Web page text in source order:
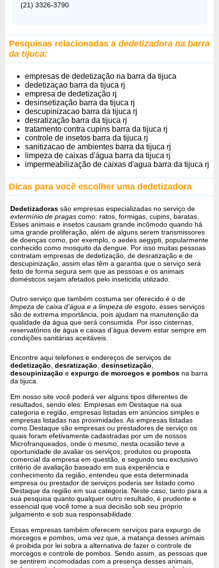
(21) 3326-3790
Pesquisas relacionadas adedetizadora na barra
da tijuca:
empresas de dedetização na barra da tijuca
dedetizaçao barra da tijuca rj
empresa de dedetização rj
desinsetização barra da tijuca rj
descupinizacao barra da tijuca rj
desratização barra da tijuca rj
tratamento contra cupins barra da tijuca rj
controle de insetos barra da tijuca rj
sanitizacao de ambientes barra da tijuca rj
limpeza de caixas d'água barra da tijuca rj
impermeabilização de caixas d'agua barra da tijuca rj
Dicas para você escolher uma dedetizadora
Dedetizadoras são empresas especializadas no serviço de
extermínio de pragas como: ratos, formigas, cupins, baratas.
Esses animais e insetos causam grande incômodo quando há
uma grande proliferação, além de alguns serem transmissores
de doenças como, por exemplo, o aedes aegypti, popularmente
conhecido como mosquito da dengue. Por isso muitas pessoas
contratam empresas de dedetização, de desratização e de
descupinização, assim elas têm a garantia que o serviço será
feito de forma segura sem que as pessoas e os animais
domésticos sejam afetados pelo inseticida utilizado.
Outro serviço que também costuma ser oferecido é o de
limpeza de caixa d’água e a limpeza de esgoto , esses serviços
são de extrema importância, pois ajudam na manutenção da
qualidade da água que será consumida. Por isso cisternas,
reservatórios de água e caixas d’água devem estar sempre em
condições sanitárias aceitáveis.
Encontre aqui telefones e endereços de serviços de
dedetização ,desratização ,desinsetização
descupinização eexpurgo de morcegos e pombos na barra
da tijuca.
Em nosso site você poderá ver alguns tipos diferentes de
resultados, sendo eles: Empresas em Destaque na sua
categoria e região, empresas listadas em anúncios simples e
empresas listadas nas proximidades. As empresas listadas
como Destaque são empresas ou prestadores de serviço os
quais foram efetivamente cadastradas por um de nossos
Microfranqueados, onde o mesmo, nesta ocasião teve a
oportunidade de avaliar os serviços, produtos ou proposta
comercial da empresa em questão, e segundo seu exclusivo
critério de avaliação baseado em sua experiência e
conhecimento da região, entendeu que esta determinada
empresa ou prestador de serviços poderia ser listado como
Destaque da região em sua categoria. Neste caso, tanto para a
sua pesquisa quanto qualquer outro resultado, é prudente e
essencial que você tome a sua decisão sob seu próprio
julgamento e sob sua responsabilidade.
Essas empresas também oferecem serviços para expurgo de
morcegos e pombos, uma vez que, a matança desses animais
é proibida por lei sobra a alternativa de fazer o controle de
morcegos e controle de pombos. Sendo assim, as pessoas que
se sentirem incomodadas com a presença desses animais,